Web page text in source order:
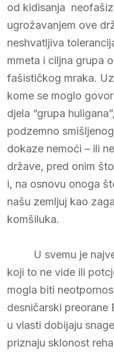
od kidisanja
ugrožavanjem ove
neshvatljiva
mmeta i ciljna grupa
fašističkog mraka.
kome se moglo
djela “grupa
podzemno
dokaze nemoći – ili
države, pred onim
i, na osnovu onoga
našu zemljuj kao
komšiluka.
U svemu je
koji to ne vide ili
mogla biti
desničarski preorane
u vlasti dobijaju
priznaju sklonost